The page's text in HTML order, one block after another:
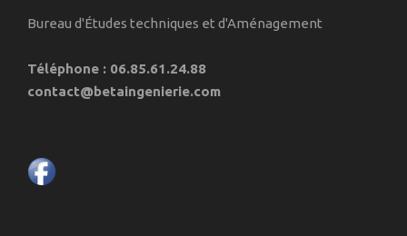
Bureau d'Études techniques et d'Aménagement
Téléphone : 06.85.61.24.88
contact@betaingenierie.com